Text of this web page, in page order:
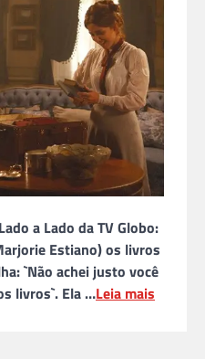
a Lado da TV Globo:
Estiano) os livros
`Não achei justo você
livros`. Ela …Leia mais